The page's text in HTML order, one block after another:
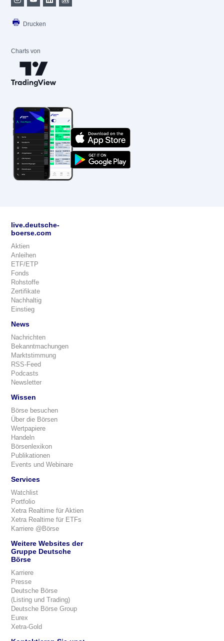
Drucken
Charts von
live.deutsche-
boerse.com
Aktien
Anleihen
ETF/ETP
Fonds
Rohstoffe
Zertifikate
Nachhaltig
Einstieg
News
Nachrichten
Bekanntmachungen
Marktstimmung
RSS-Feed
Podcasts
Newsletter
Wissen
Börse besuchen
Über die Börsen
Wertpapiere
Handeln
Börsenlexikon
Publikationen
Events und Webinare
Services
Watchlist
Portfolio
Xetra Realtime für Aktien
Xetra Realtime für ETFs
Karriere @Börse
Weitere Websites der
Gruppe Deutsche
Börse
Karriere
Presse
Deutsche Börse
(Listing und Trading)
Deutsche Börse Group
Eurex
Xetra-Gold